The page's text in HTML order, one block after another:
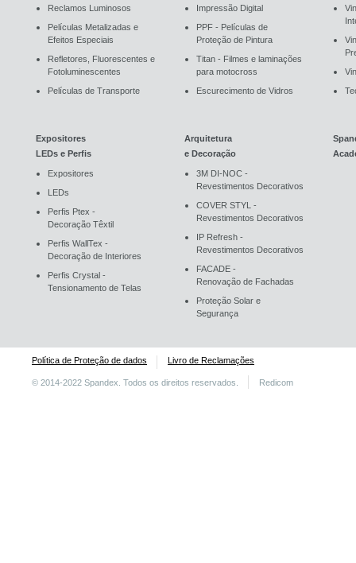
Reclamos Luminosos
Películas Metalizadas e
Efeitos Especiais
Refletores, Fluorescentes e
Fotoluminescentes
Películas de Transporte
Impressão Digital
PPF - Películas de
Proteção de Pintura
Titan - Filmes e laminações
para motocross
Escurecimento de Vidros
Expositores
LEDs e Perfis
Expositores
LEDs
Perfis Ptex -
Decoração Têxtil
Perfis WallTex -
Decoração de Interiores
Perfis Crystal -
Tensionamento de Telas
Arquitetura
e Decoração
3M DI-NOC -
Revestimentos Decorativos
COVER STYL -
Revestimentos Decorativos
IP Refresh -
Revestimentos Decorativos
FACADE -
Renovação de Fachadas
Proteção Solar e
Segurança
Política de Proteção de dados Livro de Reclamações
© 2014-2022 Spandex. Todos os direitos reservados. Redicom